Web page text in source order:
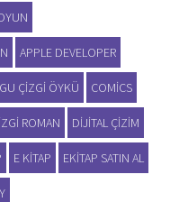
APPLE DEVELOPER
ÇIZGI ÖYKÜ COMICS
ROMAN DIJITAL ÇIZIM
E KITAP EKITAP SATIN AL